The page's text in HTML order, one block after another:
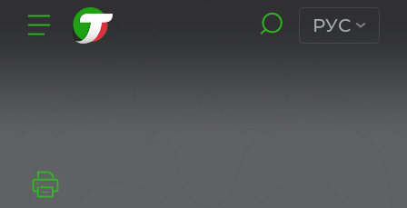
РУС